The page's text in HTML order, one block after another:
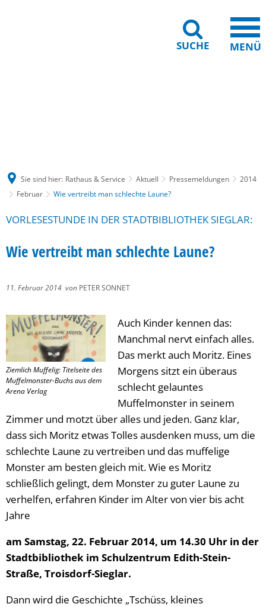
SUCHE MENÜ
Sie sind hier: Rathaus & Service Aktuell Pressemeldungen
2014
Februar
Wie vertreibt man schlechte Laune?
VORLESESTUNDE IN DER STADTBIBLIOTHEK SIEGLAR:
Wie vertreibt man schlechte Laune?
11. Februar 2014 von PETER SONNET
Ziemlich Muffelig: Titelseite des
Muffelmonster-Buchs aus dem
Arena Verlag
Auch Kinder kennen das:
Manchmal nervt einfach alles.
Das merkt auch Moritz. Eines
Morgens sitzt ein überaus
schlecht gelauntes
Muffelmonster in seinem
Zimmer und motzt über alles und jeden. Ganz klar,
dass sich Moritz etwas Tolles ausdenken muss, um die
schlechte Laune zu vertreiben und das muffelige
Monster am besten gleich mit. Wie es Moritz
schließlich gelingt, dem Monster zu guter Laune zu
verhelfen, erfahren Kinder im Alter von vier bis acht
Jahre
am Samstag, 22. Februar 2014, um 14.30 Uhr in der
Stadtbibliothek im Schulzentrum Edith-Stein-
Straße, Troisdorf-Sieglar.
Dann wird die Geschichte „Tschüss, kleines